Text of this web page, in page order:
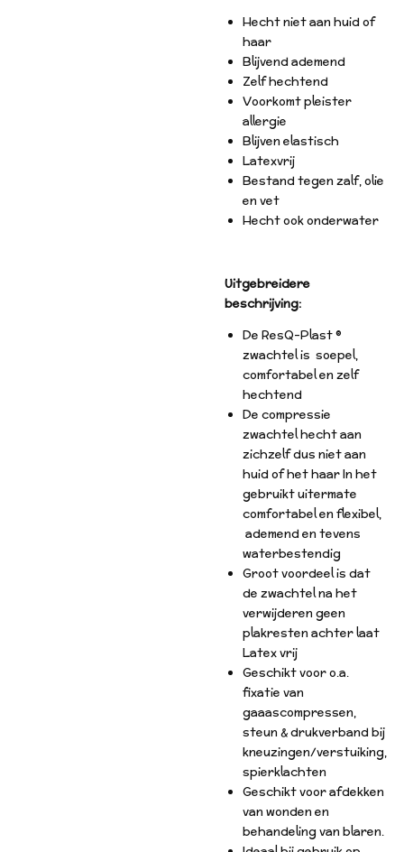
Hecht niet aan huid of
haar
Blijvend ademend
Zelf hechtend
Voorkomt pleister
allergie
Blijven elastisch
Latexvrij
Bestand tegen zalf, olie
en vet
Hecht ook onderwater
Uitgebreidere
beschrijving:
De ResQ-Plast ®
zwachtel is soepel,
comfortabel en zelf
hechtend
De compressie
zwachtel hecht aan
zichzelf dus niet aan
huid of het haar In het
gebruikt uitermate
comfortabel en flexibel,
ademend en tevens
waterbestendig
Groot voordeel is dat
de zwachtel na het
verwijderen geen
plakresten achter laat
Latex vrij
Geschikt voor o.a.
fixatie van
gaaascompressen,
steun & drukverband bij
kneuzingen/verstuiking,
spierklachten
Geschikt voor afdekken
van wonden en
behandeling van blaren.